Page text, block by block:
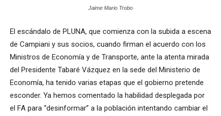
Jaime Mario Trobo
El escándalo de PLUNA, que comienza con la subida a escena
de Campiani y sus socios, cuando firman el acuerdo con los
Ministros de Economía y de Transporte, ante la atenta mirada
del Presidente Tabaré Vázquez en la sede del Ministerio de
Economía, ha tenido varias etapas que el gobierno pretende
esconder. Ya hemos comentado la habilidad desplegada por
el FA para “desinformar” a la población intentando cambiar el